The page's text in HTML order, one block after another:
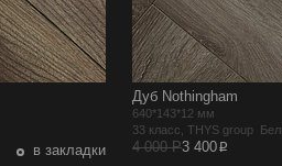
в закладки
Дуб Nothingham
640*143*12 мм
33 класс, THYS group
4 000 Р3 400p